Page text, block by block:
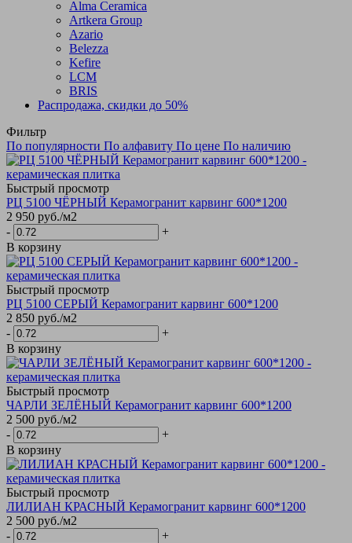
Alma Ceramica
Artkera Group
Azario
Belezza
Kefire
LCM
BRIS
Распродажа, скидки до 50%
Фильтр
По популярности По алфавиту По цене По наличию
Быстрый просмотр
РЦ 5100 ЧЁРНЫЙ Керамогранит карвинг 600*1200
2 950 руб./м2
-
+
В корзину
Быстрый просмотр
РЦ 5100 СЕРЫЙ Керамогранит карвинг 600*1200
2 850 руб./м2
-
+
В корзину
Быстрый просмотр
ЧАРЛИ ЗЕЛЁНЫЙ Керамогранит карвинг 600*1200
2 500 руб./м2
-
+
В корзину
Быстрый просмотр
ЛИЛИАН КРАСНЫЙ Керамогранит карвинг 600*1200
2 500 руб./м2
-
+